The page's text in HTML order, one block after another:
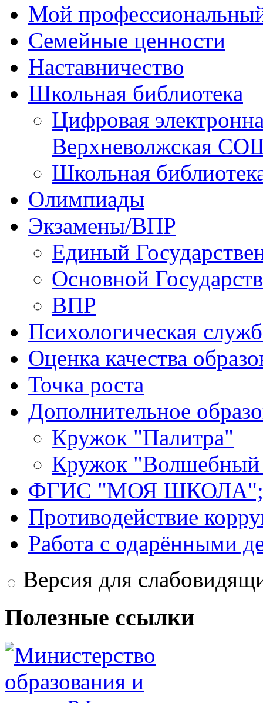
Мой
Семейные ценности
Наставничество
Школьная библиотека
Цифровая
Верхневолжская
Школьная
Олимпиады
Экзамены/ВПР
Единый
Основной
ВПР
Психологическая
Оценка качества
Точка роста
Дополнительное
Кружок "Палитра"
Кружок "Волшебный
ФГИС "МОЯ
Противодействие
Работа с одарёнными
Версия для
Полезные ссылки